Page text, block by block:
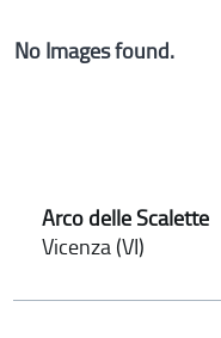
No Images found.
Arco delle Scalette
Vicenza (VI)